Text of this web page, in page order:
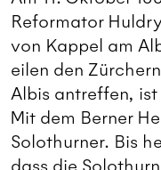
Reformator
von Kappel am
eilen den
Albis antreffen,
Mit dem Berner
Solothurner. Bis
dass die